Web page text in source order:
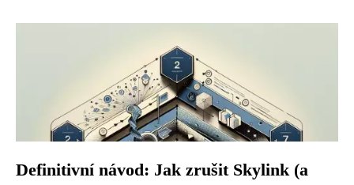
Definitivní návod: Jak zrušit Skylink (a